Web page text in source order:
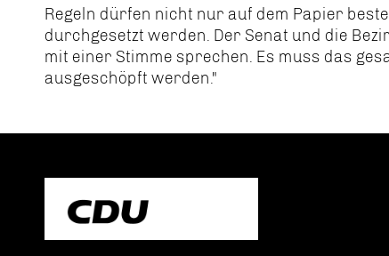
Regeln dürfen nicht nur auf dem Papier
durchgesetzt werden. Der Senat und die
mit einer Stimme sprechen. Es muss das
ausgeschöpft werden."